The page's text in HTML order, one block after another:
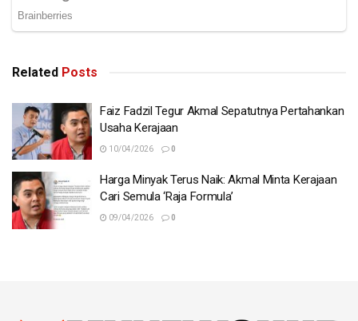
Related Posts
Faiz Fadzil Tegur Akmal Sepatutnya Pertahankan
Usaha Kerajaan
10/04/2026 0
Harga Minyak Terus Naik: Akmal Minta Kerajaan
Cari Semula ‘Raja Formula’
09/04/2026 0